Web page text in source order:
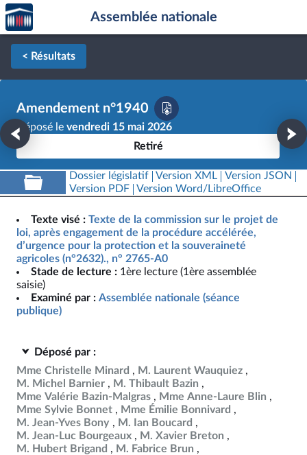
Aller au contenu
Aller en bas de la page
Accèder
à la
page
d'accueil
Assemblée nationale
< Résultats
Amendement n°1940
Déposé le vendredi 15 mai 2026
Retiré
Dossier législatif Version XML
Version JSON
Version PDF
Version Word/LibreOffice
Texte visé : Texte de la commission sur le projet de
loi, après engagement de la procédure accélérée,
d’urgence pour la protection et la souveraineté
agricoles (n°2632)., n° 2765-A0
Stade de lecture : 1ère lecture (1ère assemblée
saisie)
Examiné par : Assemblée nationale (séance
publique)
Déposé par :
Mme Christelle Minard
M. Laurent Wauquiez
M. Michel Barnier
M. Thibault Bazin
Mme Valérie Bazin-Malgras
Mme Anne-Laure Blin
Mme Sylvie Bonnet
Mme Émilie Bonnivard
M. Jean-Yves Bony
M. Ian Boucard
M. Jean-Luc Bourgeaux
M. Xavier Breton
M. Hubert Brigand
M. Fabrice Brun